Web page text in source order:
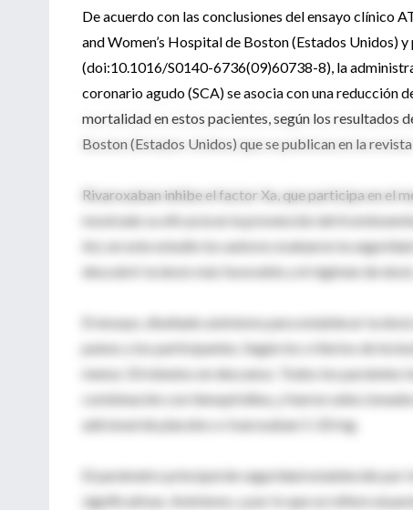
De acuerdo con las conclusiones del ensayo clínico
and Women’s Hospital de Boston (Estados Unidos)
(doi:10.1016/S0140-6736(09)60738-8), la
coronario agudo (SCA) se asocia con una
mortalidad en estos pacientes, según los resultados
Boston (Estados Unidos) que se publican en la
Rivaroxaban inhibe el factor Xa, que participa en el
mostrado su eficacia en la prevención del
Así, en este estudio los autores evaluaron la
descubrir la dosis más favorable y el régimen de dosis.
El ensayo, diseñado asimismo para establecer la
países y los participantes. Según los criterios de
menos 10 minutos en descanso. Todos los
combinación con tienopiridina, y fueron
adicional de placebo o rivaroxaban 5-20 mg.
El parámetro principal de seguridad establecido
significativas. Asimismo, y por lo que se refiere al